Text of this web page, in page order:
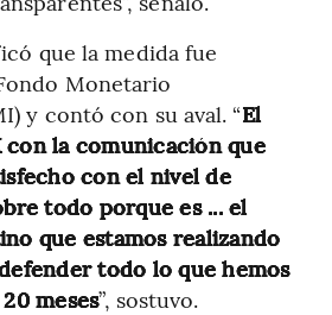
que la medida fue
Monetario
y contó con su aval. “El
con la comunicación que
con el nivel de
todo porque es ... el
que estamos realizando
todo lo que hemos
meses”, sostuvo.